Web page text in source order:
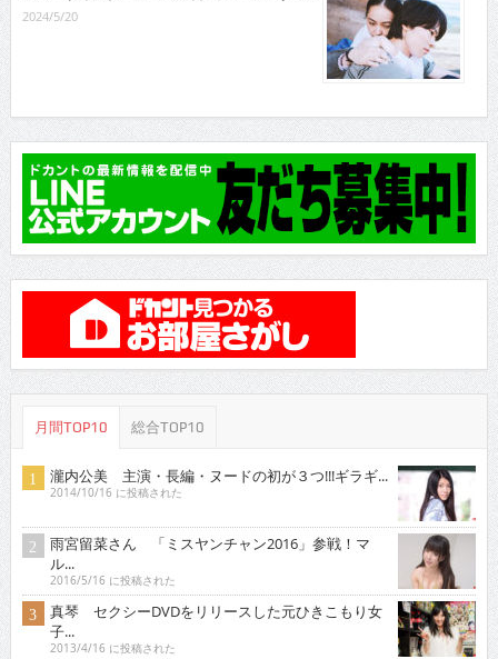
2024/5/20
月間TOP10 総合TOP10
瀧内公美 主演・長編・ヌードの初が３つ!!!ギラギ...
2014/10/16 に投稿された
雨宮留菜さん 「ミスヤンチャン2016」参戦！マ
ル...
2016/5/16 に投稿された
真琴 セクシーDVDをリリースした元ひきこもり女
子...
2013/4/16 に投稿された